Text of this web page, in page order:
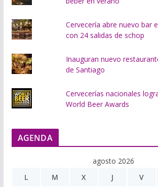
Cervecería abre nuevo bar
con 24 salidas de schop
Inauguran nuevo
de Santiago
Cervecerías nacionales
World Beer Awards
AGENDA
agosto 2026
L
M X J V